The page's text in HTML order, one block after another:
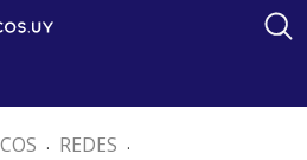
. REDES .